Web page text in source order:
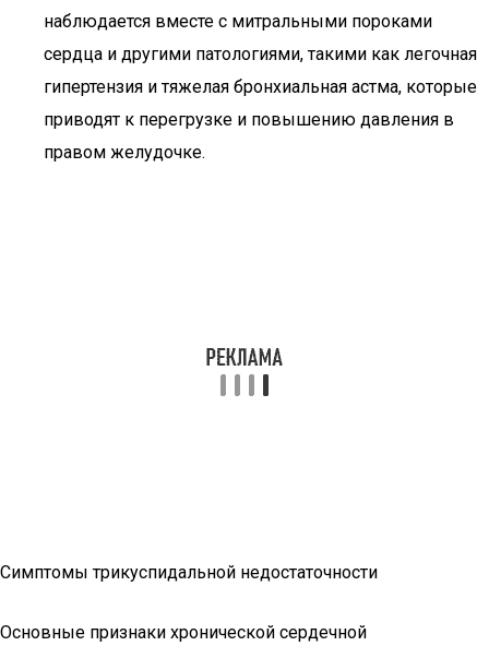
наблюдается вместе с митральными пороками
сердца и другими патологиями, такими как легочная
гипертензия и тяжелая бронхиальная астма, которые
приводят к перегрузке и повышению давления в
правом желудочке.
Симптомы трикуспидальной недостаточности
Основные признаки хронической сердечной